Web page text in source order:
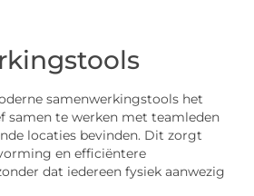
samenwerkingstools het
samen te werken met teamleden
locaties bevinden. Dit zorgt
en efficiëntere
dat iedereen fysiek aanwezig